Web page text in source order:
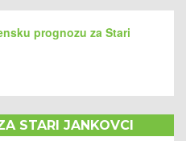
prognozu za Stari
STARI JANKOVCI